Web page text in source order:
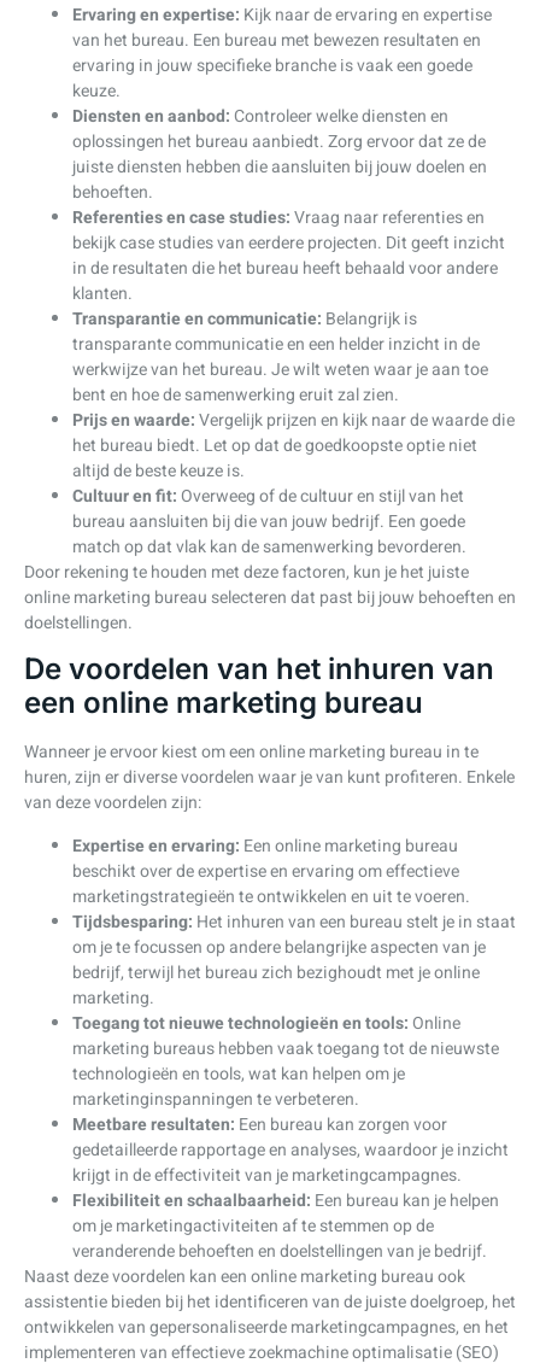
Ervaring en expertise: Kijk naar de ervaring en expertise
van het bureau. Een bureau met bewezen resultaten en
ervaring in jouw specifieke branche is vaak een goede
keuze.
Diensten en aanbod: Controleer welke diensten en
oplossingen het bureau aanbiedt. Zorg ervoor dat ze de
juiste diensten hebben die aansluiten bij jouw doelen en
behoeften.
Referenties en case studies:Vraag naar referenties en
bekijk case studies van eerdere projecten. Dit geeft inzicht
in de resultaten die het bureau heeft behaald voor andere
klanten.
Transparantie en communicatie: Belangrijk is
transparante communicatie en een helder inzicht in de
werkwijze van het bureau. Je wilt weten waar je aan toe
bent en hoe de samenwerking eruit zal zien.
Prijs en waarde:Vergelijk prijzen en kijk naar de waarde die
het bureau biedt. Let op dat de goedkoopste optie niet
altijd de beste keuze is.
Cultuur en fit: Overweeg of de cultuur en stijl van het
bureau aansluiten bij die van jouw bedrijf. Een goede
match op dat vlak kan de samenwerking bevorderen.
Door rekening te houden met deze factoren, kun je het juiste
online marketing bureau selecteren dat past bij jouw behoeften en
doelstellingen.
De voordelen van het inhuren van
een online marketing bureau
Wanneer je ervoor kiest om een online marketing bureau in te
huren, zijn er diverse voordelen waar je van kunt profiteren. Enkele
van deze voordelen zijn:
Expertise en ervaring: Een online marketing bureau
beschikt over de expertise en ervaring om effectieve
marketingstrategieën te ontwikkelen en uit te voeren.
Tijdsbesparing: Het inhuren van een bureau stelt je in staat
om je te focussen op andere belangrijke aspecten van je
bedrijf, terwijl het bureau zich bezighoudt met je online
marketing.
Toegang tot nieuwe technologieën en tools: Online
marketing bureaus hebben vaak toegang tot de nieuwste
technologieën en tools, wat kan helpen om je
marketinginspanningen te verbeteren.
Meetbare resultaten: Een bureau kan zorgen voor
gedetailleerde rapportage en analyses, waardoor je inzicht
krijgt in de effectiviteit van je marketingcampagnes.
Flexibiliteit en schaalbaarheid: Een bureau kan je helpen
om je marketingactiviteiten af te stemmen op de
veranderende behoeften en doelstellingen van je bedrijf.
Naast deze voordelen kan een online marketing bureau ook
assistentie bieden bij het identificeren van de juiste doelgroep, het
ontwikkelen van gepersonaliseerde marketingcampagnes, en het
implementeren van effectieve zoekmachine optimalisatie (SEO)